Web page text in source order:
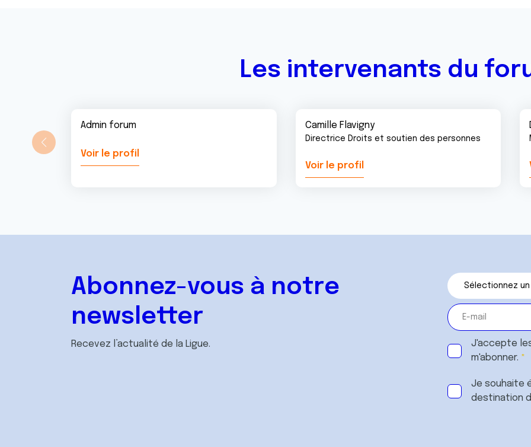
Les intervenants du
Admin forum
Voir le profil
Camille Flavigny
Directrice Droits et soutien des personnes
Voir le profil
Abonnez-vous à notre
newsletter
Recevez l’actualité de la Ligue. J'accepte
m'abonner.
Je souhaite
destination